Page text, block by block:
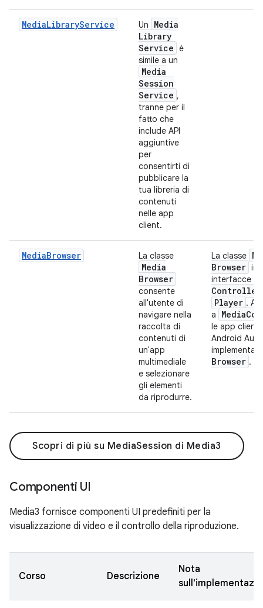
MediaLibraryService Un
Media
Library
Service è
simile a un
Media
Session
Service ,
tranne per il
fatto che
include API
aggiuntive
per
consentirti di
pubblicare la
tua libreria di
contenuti
nelle app
client.
MediaBrowser La classe
Media
Browser
consente
all'utente di
navigare nella
raccolta di
contenuti di
un'app
multimediale
e selezionare
gli elementi
da riprodurre.
La classe
Browser
interfacce
Controller
Player .
a
Media
le app client
Android
Browser .
Scopri di più su MediaSession di Media3
Componenti UI
Media3 fornisce componenti UI predefiniti per la
visualizzazione di video e il controllo della riproduzione.
Corso Descrizione
Nota